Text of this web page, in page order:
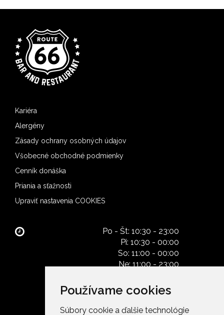
Používame cookies
Súbory cookie a ďalšie technológie
Kariéra
Alergény
Zásady ochrany osobných údajov
Všobecné obchodné podmienky
Cenník donáška
Priania a sťažnosti
Upraviť nastavenia COOKIES
Po - Št: 10:30 - 23:00
Pi: 10:30 - 00:00
So: 11:00 - 00:00
Ne: 11:00 - 23:00